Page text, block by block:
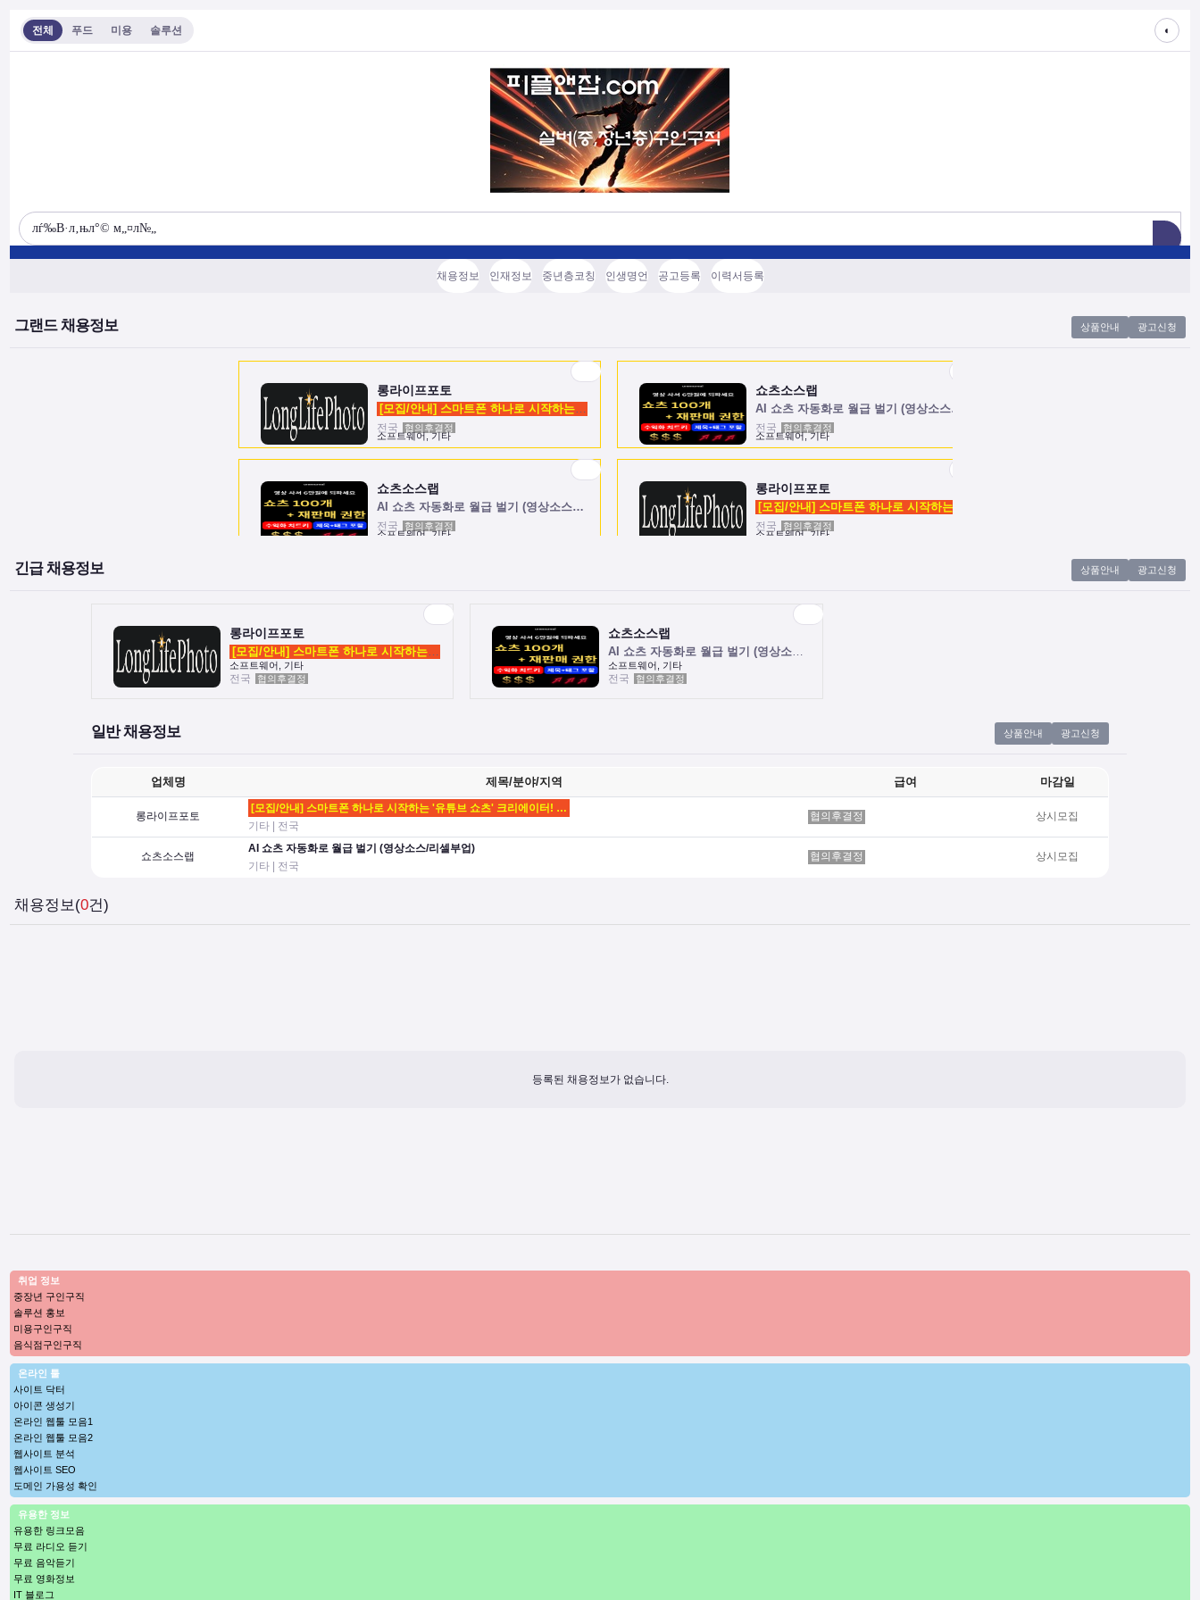
전체 푸드 미용 솔루션 ◐
채용정보 인재정보 중년층코칭 인생명언 공고등록 이력서등록
그랜드 채용정보 상품안내 광고신청
롱라이프포토
[모집/안내] 스마트폰 하나로 시작하는 …
소프트웨어, 기타
전국 협의후결정
쇼츠소스랩
AI 쇼츠 자동화로 월급 벌기 (영상소스…
소프트웨어, 기타
전국 협의후결정
쇼츠소스랩
AI 쇼츠 자동화로 월급 벌기 (영상소스…
소프트웨어, 기타
전국 협의후결정
롱라이프포토
소프트웨어, 기타
전국 협의후결정
긴급 채용정보 상품안내 광고신청
롱라이프포토
[모집/안내] 스마트폰 하나로 시작하는 …
소프트웨어, 기타
전국
협의후결정
쇼츠소스랩
AI 쇼츠 자동화로 월급 벌기 (영상소스…
소프트웨어, 기타
전국
협의후결정
일반 채용정보 상품안내 광고신청
업체명 제목/분야/지역 급여 마감일
롱라이프포토
[모집/안내] 스마트폰 하나로 시작하는 '유튜브 쇼츠' 크리에이터! …
기타 | 전국
협의후결정 상시모집
쇼츠소스랩
AI 쇼츠 자동화로 월급 벌기 (영상소스/리셀부업)
기타 | 전국
협의후결정 상시모집
채용정보(0건)
등록된 채용정보가 없습니다.
취업 정보
중장년 구인구직
솔루션 홍보
미용구인구직
음식점구인구직
온라인 툴
사이트 닥터
아이콘 생성기
온라인 웹툴 모음1
온라인 웹툴 모음2
웹사이트 분석
웹사이트 SEO
도메인 가용성 확인
유용한 정보
유용한 링크모음
무료 라디오 듣기
무료 음악듣기
무료 영화정보
IT 블로그